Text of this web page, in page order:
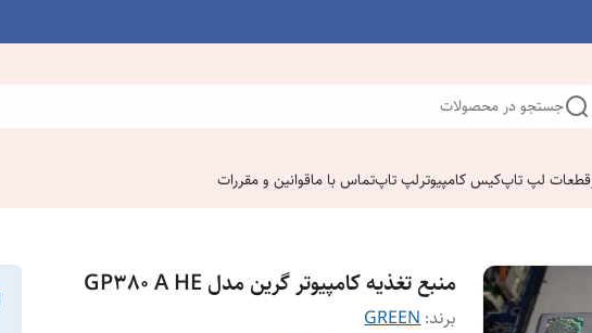
جستجو در محصولات
قطعات لپ تاپکیس کامپیوترلپ تاپتماس با ماقوانین و مقررات
منبع تغذیه کامپیوتر گرین مدل GP380 A HE
برند:GREEN